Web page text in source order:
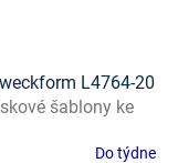
L4764-20
šablony ke
Do týdne